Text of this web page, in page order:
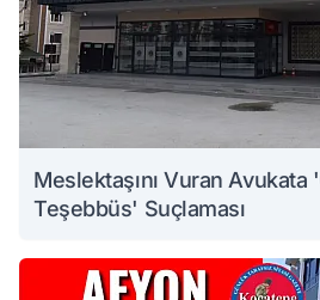
Meslektaşını Vuran Avukata
Teşebbüs' Suçlaması